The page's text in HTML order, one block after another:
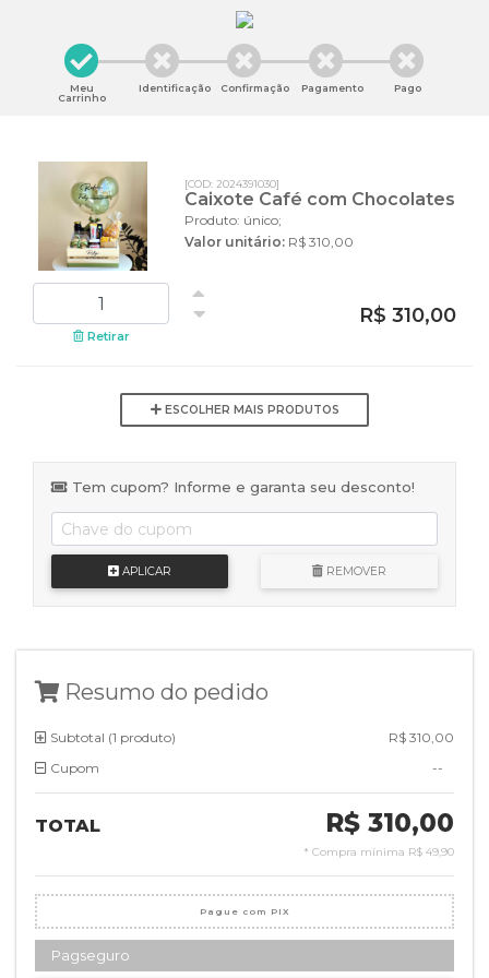
Meu
Carrinho
Identificação Confirmação Pagamento Pago
[COD: 2024391030]
Caixote Café com Chocolates
Produto: único;
Valor unitário: R$ 310,00
Retirar
R$ 310,00
ESCOLHER MAIS PRODUTOS
Tem cupom? Informe e garanta seu desconto!
APLICAR REMOVER
Resumo do pedido
Subtotal (1 produto)
R$ 310,00
Cupom
--
TOTAL R$ 310,00
* Compra mínima R$ 49,90
Pague com PIX
Pagseguro